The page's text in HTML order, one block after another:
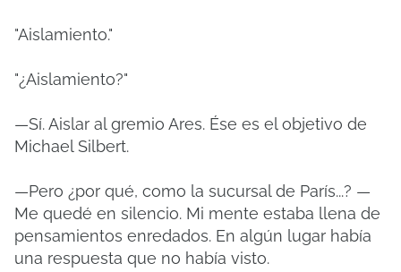
"Aislamiento."
"¿Aislamiento?"
—Sí. Aislar al gremio Ares. Ése es el objetivo de
Michael Silbert.
—Pero ¿por qué, como la sucursal de París...? —
Me quedé en silencio. Mi mente estaba llena de
pensamientos enredados. En algún lugar había
una respuesta que no había visto.